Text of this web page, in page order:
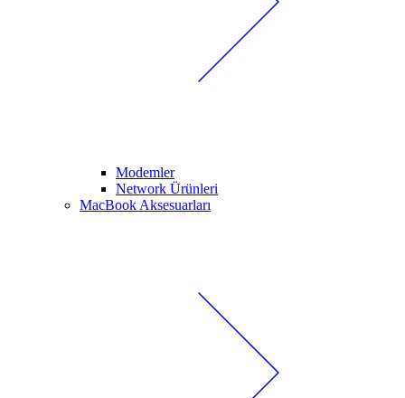
Modemler
Network Ürünleri
MacBook Aksesuarları